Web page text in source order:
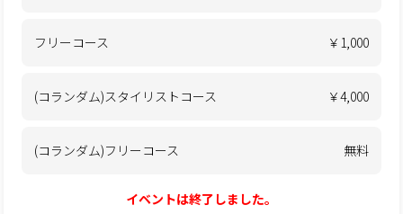
フリーコース ￥1,000
(コランダム)スタイリストコース ￥4,000
(コランダム)フリーコース 無料
イベントは終了しました。